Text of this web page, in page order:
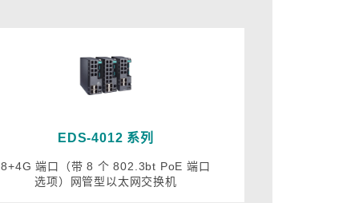
EDS-4012 系列
8+4G 端口（带 8 个 802.3bt PoE 端口
选项）网管型以太网交换机